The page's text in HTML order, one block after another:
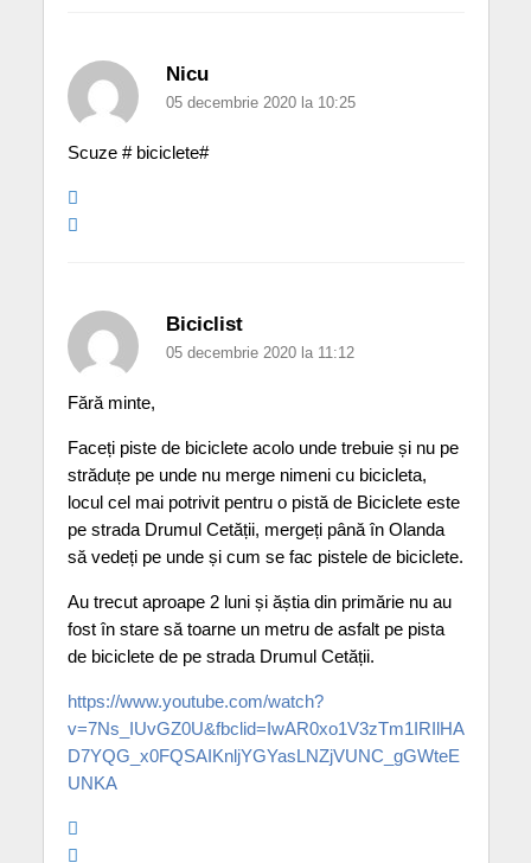
Nicu
05 decembrie 2020 la 10:25
Scuze # biciclete#
Biciclist
05 decembrie 2020 la 11:12
Fără minte,
Faceți piste de biciclete acolo unde trebuie și nu pe
străduțe pe unde nu merge nimeni cu bicicleta,
locul cel mai potrivit pentru o pistă de Biciclete este
pe strada Drumul Cetății, mergeți până în Olanda
să vedeți pe unde și cum se fac pistele de biciclete.
Au trecut aproape 2 luni și ăștia din primărie nu au
fost în stare să toarne un metru de asfalt pe pista
de biciclete de pe strada Drumul Cetății.
https://www.youtube.com/watch?
v=7Ns_IUvGZ0U&fbclid=IwAR0xo1V3zTm1IRIlHA
D7YQG_x0FQSAIKnljYGYasLNZjVUNC_gGWteE
UNKA